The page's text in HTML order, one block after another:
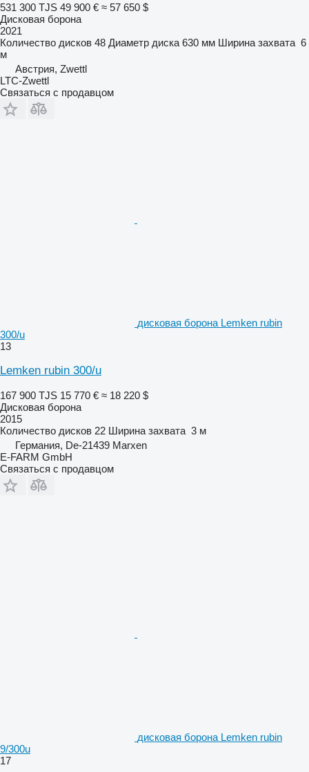
531 300 TJS 49 900 € ≈ 57 650 $
Дисковая борона
2021
Количество дисков 48 Диаметр диска 630 мм Ширина захвата 6
м
Австрия, Zwettl
LTC-Zwettl
Связаться с продавцом
дисковая борона Lemken rubin
300/u
13
Lemken rubin 300/u
167 900 TJS 15 770 € ≈ 18 220 $
Дисковая борона
2015
Количество дисков 22 Ширина захвата 3 м
Германия, De-21439 Marxen
E-FARM GmbH
Связаться с продавцом
дисковая борона Lemken rubin
9/300u
17